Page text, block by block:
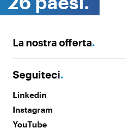
La nostra offerta.
Seguiteci.
Linkedin
Instagram
YouTube